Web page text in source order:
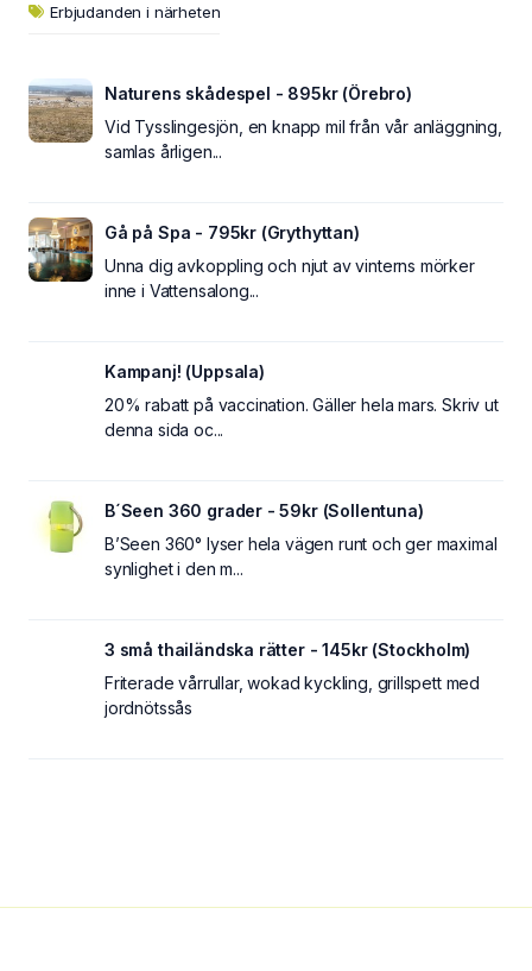
Erbjudanden i närheten
Naturens skådespel - 895kr (Örebro)
Vid Tysslingesjön, en knapp mil från vår anläggning,
samlas årligen...
Gå på Spa - 795kr (Grythyttan)
Unna dig avkoppling och njut av vinterns mörker
inne i Vattensalong...
Kampanj! (Uppsala)
20% rabatt på vaccination. Gäller hela mars. Skriv ut
denna sida oc...
B´Seen 360 grader - 59kr (Sollentuna)
B’Seen 360° lyser hela vägen runt och ger maximal
synlighet i den m...
3 små thailändska rätter - 145kr (Stockholm)
Friterade vårrullar, wokad kyckling, grillspett med
jordnötssås